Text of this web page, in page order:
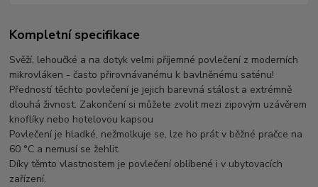
Kompletní specifikace
Svěží, lehoučké a na dotyk velmi příjemné povlečení z moderních
mikrovláken - často přirovnávanému k bavlněnému saténu!
Předností těchto povlečení je jejich barevná stálost a extrémně
dlouhá živnost. Zakončení si můžete zvolit mezi zipovým uzávěrem
knoflíky nebo hotelovou kapsou
Povlečení je hladké, nežmolkuje se, lze ho prát v běžné pračce na
60 °C a nemusí se žehlit.
Díky těmto vlastnostem je povlečení oblíbené i v ubytovacích
zařízení.